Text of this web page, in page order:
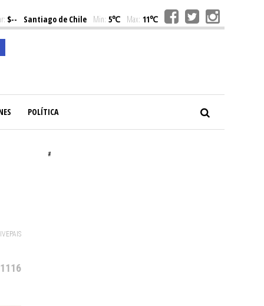
$-- Santiago de Chile Min: 5℃ Max: 11℃
POLÍTICA
#